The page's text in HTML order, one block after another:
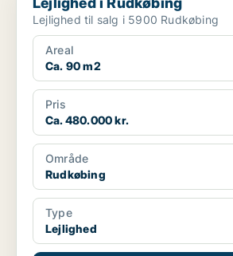
Lejlighed til salg i 5900 Rudkøbing
Areal
Ca. 90 m2
Pris
Ca. 480.000 kr.
Område
Rudkøbing
Type
Lejlighed